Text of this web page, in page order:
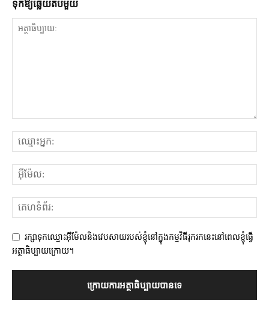
ទុក​ឱ្យ​ឆ្លើយ​តប​មួយ
រក្សាទុកឈ្មោះអ៊ីម៉ែលនិងវេបសាយរបស់ខ្ញុំនៅក្នុងកម្មវិធីរុករកនេះនៅពេលខ្ញុំធ្វើ
អត្ថាធិប្បាយក្រោយ។